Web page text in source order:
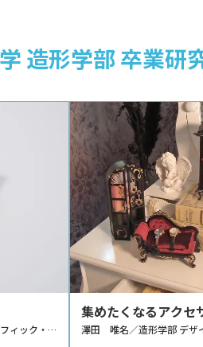
造形学部 卒業研
ィック・プ
集めたくなるアクセ
チュア家具風収納ア
澤田 唯名／造形学部 デザ